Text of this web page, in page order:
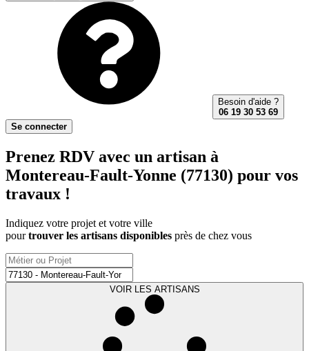
Besoin d'aide ?
06 19 30 53 69
Se connecter
Prenez RDV avec un artisan à
Montereau-Fault-Yonne (77130) pour vos
travaux !
Indiquez votre projet et votre ville
pourtrouver les artisans disponibles près de chez vous